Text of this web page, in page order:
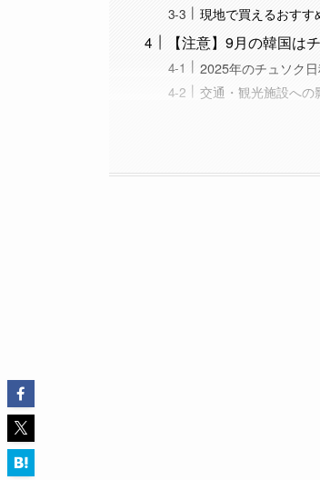
現地で買えるおすす
【注意】9月の韓国は
2025年のチュソク
交通・観光施設への